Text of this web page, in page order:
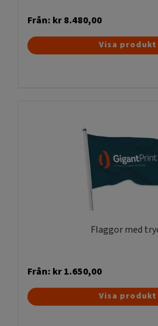
Från: kr8.480,00
Den
här
väljas
Visa produkt
Flaggor med
Från: kr1.650,00
Den
här
Visa produkt